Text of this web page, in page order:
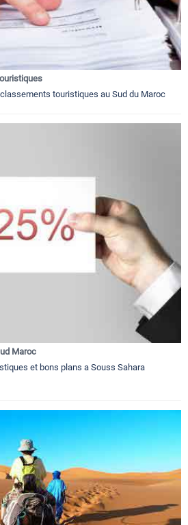
touristiques au Sud du Maroc
Maroc
et bons plans a Souss Sahara